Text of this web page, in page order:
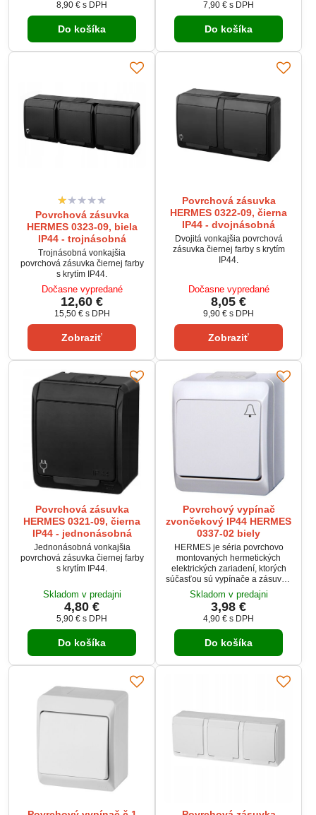
8,90 € s DPH
Do košíka
má prepínací kontakt.
7,90 € s DPH
Do košíka
Povrchová zásuvka
HERMES 0323-09, biela
IP44 - trojnásobná
Trojnásobná vonkajšia
povrchová zásuvka čiernej farby
s krytím IP44.
Dočasne vypredané
12,60 €
15,50 € s DPH
Zobraziť
Povrchová zásuvka
HERMES 0322-09, čierna
IP44 - dvojnásobná
Dvojitá vonkajšia povrchová
zásuvka čiernej farby s krytím
IP44.
Dočasne vypredané
8,05 €
9,90 € s DPH
Zobraziť
Povrchová zásuvka
HERMES 0321-09, čierna
IP44 - jednonásobná
Jednonásobná vonkajšia
povrchová zásuvka čiernej farby
s krytím IP44.
Skladom v predajni
4,80 €
5,90 € s DPH
Do košíka
Povrchový vypínač
zvončekový IP44 HERMES
0337-02 biely
HERMES je séria povrchovo
montovaných hermetických
elektrických zariadení, ktorých
súčasťou sú vypínače a zásuvky.
Zákazníci a inštalatéri ju už dlhé
roky poznajú a ide o oceňované
a osvedčené riešenie.
Skladom v predajni
3,98 €
4,90 € s DPH
Do košíka